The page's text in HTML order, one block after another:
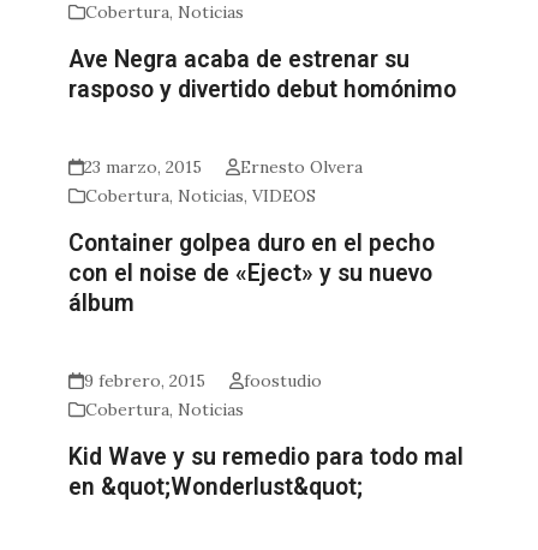
Cobertura, Noticias
Ave Negra acaba de estrenar su
rasposo y divertido debut homónimo
23 marzo, 2015
Ernesto Olvera
Cobertura, Noticias,VIDEOS
Container golpea duro en el pecho
con el noise de «Eject» y su nuevo
álbum
9 febrero, 2015
foostudio
Cobertura, Noticias
Kid Wave y su remedio para todo mal
en &quot;Wonderlust&quot;